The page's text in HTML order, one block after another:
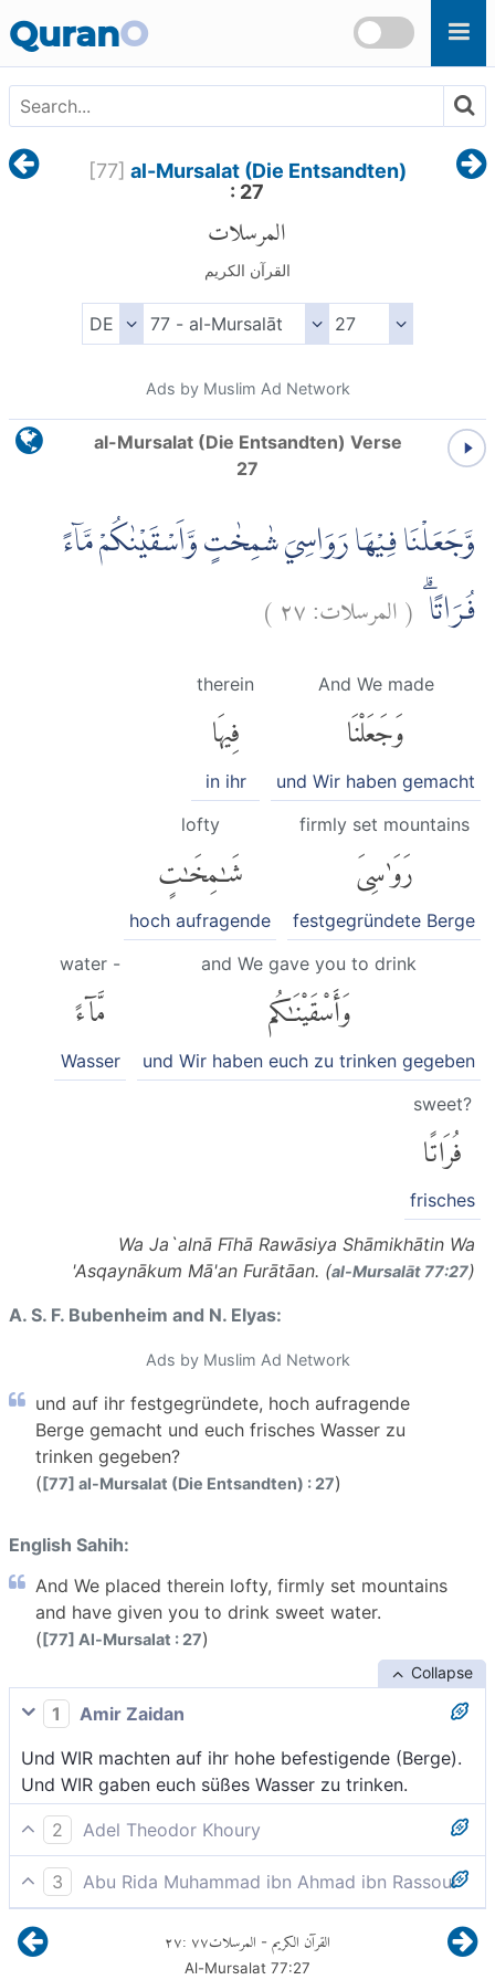
QuranO
[77] al-Mursalat (Die Entsandten)
: 27
المرسلات
القرآن الكريم
Ads by Muslim Ad Network
al-Mursalat (Die Entsandten) Verse
27
وَّجَعَلْنَا فِيْهَا رَوَاسِيَ شٰمِخٰتٍ وَّاَسْقَيْنٰكُمْ مَّاۤءً
فُرَاتًاۗ (المرسلات:٢٧)
And We made
وَجَعَلْنَا
und Wir haben gemacht
therein
فِيهَا
in ihr
firmly set mountains
رَوَٰسِىَ
festgegründete Berge
lofty
شَٰمِخَٰتٍ
hoch aufragende
and We gave you to drink
وَأَسْقَيْنَٰكُم
und Wir haben euch zu trinken gegeben
water -
مَّآءً
Wasser
sweet?
فُرَاتًا
frisches
Wa Ja`alnā Fīhā Rawāsiya Shāmikhātin Wa
'Asqaynākum Mā'an Furātāan. (al-Mursalāt 77:27)
A. S. F. Bubenheim and N. Elyas:
Ads by Muslim Ad Network
und auf ihr festgegründete, hoch aufragende
Berge gemacht und euch frisches Wasser zu
trinken gegeben?
([77] al-Mursalat (Die Entsandten) : 27)
English Sahih:
And We placed therein lofty, firmly set mountains
and have given you to drink sweet water.
([77] Al-Mursalat : 27)
Collapse
1
Amir Zaidan
Und WIR machten auf ihr hohe befestigende (Berge).
Und WIR gaben euch süßes Wasser zu trinken.
2
Adel Theodor Khoury
Und auf ihr festgegründete, hochragende (Berge)
gemacht und euch erfrischendes Wasser zu trinken
gegeben?
3
Abu Rida Muhammad ibn Ahmad ibn Rassoul
und auf sie hohe Berge gesetzt und euch
wohlschmeckendes Wasser zu trinken gegeben?
القرآن الكريم - المرسلات٧٧:٢٧
Al-Mursalat 77:27